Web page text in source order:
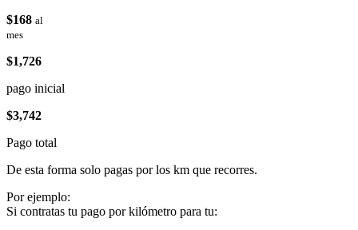
$168 al
mes
$1,726
pago inicial
$3,742
Pago total
De esta forma solo pagas por los km que recorres.
Por ejemplo:
Si contratas tu pago por kilómetro para tu: